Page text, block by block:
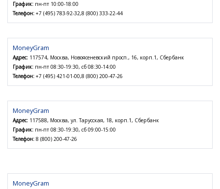
График: пн-пт 10:00-18:00
Телефон: +7 (495) 783-92-32,8 (800) 333-22-44
MoneyGram
Адрес: 117574, Москва, Новоясеневский просп., 16, корп.1, Сбербанк
График: пн-пт 08:30-19:30, сб 08:30-14:00
Телефон: +7 (495) 421-01-00,8 (800) 200-47-26
MoneyGram
Адрес: 117588, Москва, ул. Тарусская, 18, корп.1, Сбербанк
График: пн-пт 08:30-19:30, сб 09:00-15:00
Телефон: 8 (800) 200-47-26
MoneyGram